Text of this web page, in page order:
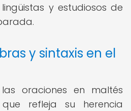
y estudiosos de
y sintaxis en el
oraciones en maltés
refleja su herencia